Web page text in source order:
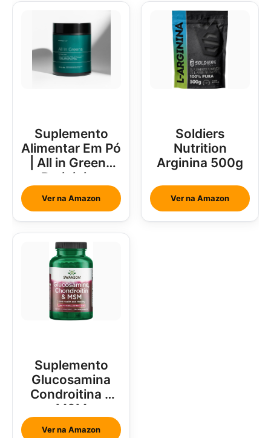
Suplemento
Alimentar Em Pó
| All in Greens
Brainjuice
Abacaxi Com
Hortelã
Ver na Amazon
Soldiers
Nutrition
Arginina 500g
Ver na Amazon
Suplemento
Glucosamina
Condroitina e
MSM
Ver na Amazon